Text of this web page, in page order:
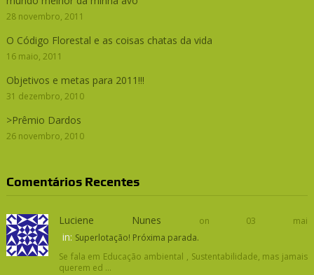
28 novembro, 2011
O Código Florestal e as coisas chatas da vida
16 maio, 2011
Objetivos e metas para 2011!!!
31 dezembro, 2010
>Prêmio Dardos
26 novembro, 2010
Comentários Recentes
Luciene Nunes on 03 mai
in: Superlotação! Próxima parada.
Se fala em Educação ambiental , Sustentabilidade, mas jamais
querem ed ...